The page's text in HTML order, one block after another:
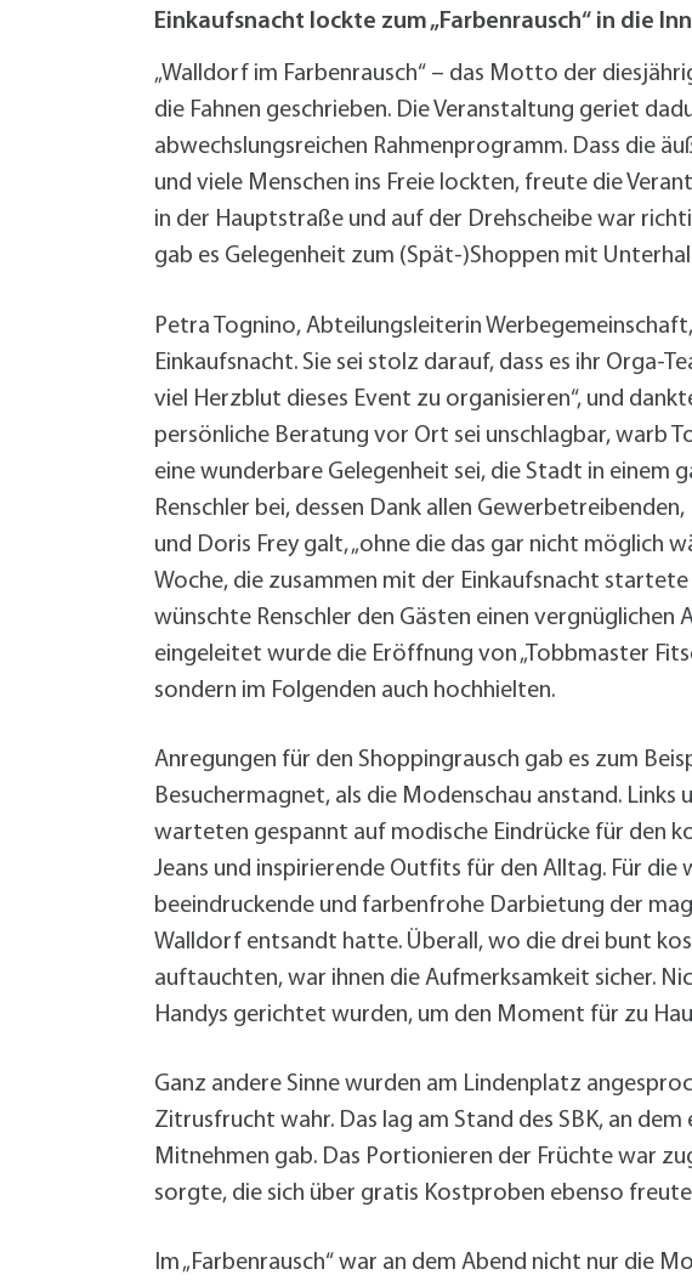
Walldorf-Süd 2.
Was erledige ich wo?
Wegbeschreibung
Zahlen und Fakten
Einkaufsnacht lockte zum „Farbenrausch“ in die
„Walldorf im Farbenrausch“ – das Motto der
die Fahnen geschrieben. Die Veranstaltung geriet
abwechslungsreichen Rahmenprogramm. Dass die
und viele Menschen ins Freie lockten, freute die
in der Hauptstraße und auf der Drehscheibe war
gab es Gelegenheit zum (Spät-)Shoppen mit
Petra Tognino, Abteilungsleiterin
Einkaufsnacht. Sie sei stolz darauf, dass es ihr Orga-
viel Herzblut dieses Event zu organisieren“, und
persönliche Beratung vor Ort sei unschlagbar, warb
eine wunderbare Gelegenheit sei, die Stadt in
Renschler bei, dessen Dank allen
und Doris Frey galt, „ohne die das gar nicht möglich
Woche, die zusammen mit der Einkaufsnacht startete
wünschte Renschler den Gästen einen
eingeleitet wurde die Eröffnung von „Tobbmaster
sondern im Folgenden auch hochhielten.
Anregungen für den Shoppingrausch gab es zum
Besuchermagnet, als die Modenschau anstand.
warteten gespannt auf modische Eindrücke für den
Jeans und inspirierende Outfits für den Alltag. Für die
beeindruckende und farbenfrohe Darbietung der
Walldorf entsandt hatte. Überall, wo die drei bunt
auftauchten, war ihnen die Aufmerksamkeit sicher.
Handys gerichtet wurden, um den Moment für zu
Ganz andere Sinne wurden am Lindenplatz
Zitrusfrucht wahr. Das lag am Stand des SBK, an
Mitnehmen gab. Das Portionieren der Früchte war
sorgte, die sich über gratis Kostproben ebenso
Im „Farbenrausch“ war an dem Abend nicht nur die